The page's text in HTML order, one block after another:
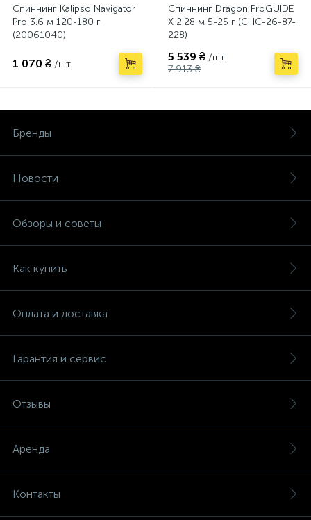
Спиннинг Kalipso Navigator
Pro 3.6 м 120-180 г
(20061040)
1 070 ₴ /шт.
Спиннинг Dragon ProGUIDE
X 2.28 м 5-25 г (CHC-26-87-
228)
5 539 ₴ /шт.
7 913 ₴
Бренды
Новости
Обзоры и советы
Как купить
Оплата и доставка
Гарантия и сервис
Отзывы
Аренда
Контакты